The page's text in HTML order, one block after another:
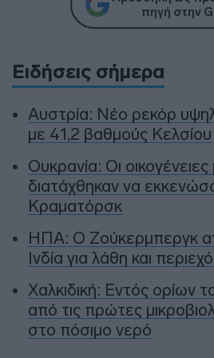
πηγή στην
Ειδήσεις σήμερα
Αυστρία: Νέο ρεκόρ
με 41,2 βαθμούς Κελσίου
Ουκρανία: Οι οικογένειες
διατάχθηκαν να
Κραματόρσκ
ΗΠΑ: Ο Ζούκερμπεργκ
Ινδία για λάθη και
Χαλκιδική: Εντός ορίων
από τις πρώτες
στο πόσιμο νερό